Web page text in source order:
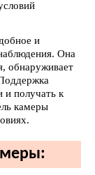
и
Она
обнаруживает
и получать к
камеры